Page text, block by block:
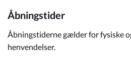
Åbningstider
Åbningstiderne gælder for fysiske
henvendelser.